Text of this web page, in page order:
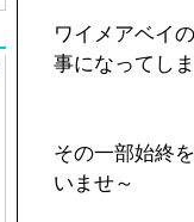
ワイメアベイ
事になってし
その一部始終
いませ～